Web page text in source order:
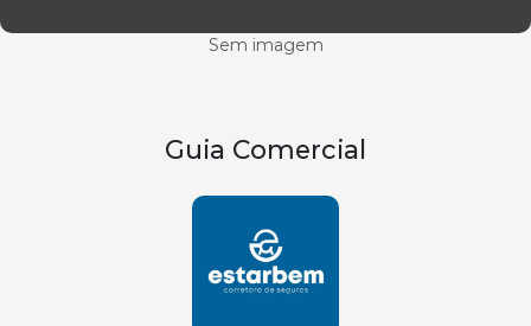
Sem imagem
Guia Comercial